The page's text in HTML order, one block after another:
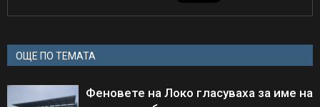
ОЩЕ ПО ТЕМАТА
Феновете на Локо гласуваха за име на